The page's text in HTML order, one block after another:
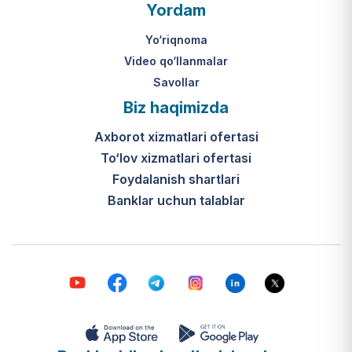
O‘zbekiston Respublikasi Vazirlar
316-son qarori hamda Prezidentning
PQ-410-son qarori.
Ijtimoiy qo‘llab-quvvatlash
markazlari (IQQM) o‘zi nima?
Bular ilgarigi “Saxovat” keksalar va
nogironligi bo‘lgan shaxslar uchun
internat uylari hamda Urush va
mehnat faxriylari pansionatining
Yordam
Yo‘riqnoma
Video qo‘llanmalar
Savollar
Biz haqimizda
Axborot xizmatlari ofertasi
To‘lov xizmatlari ofertasi
Foydalanish shartlari
Banklar uchun talablar